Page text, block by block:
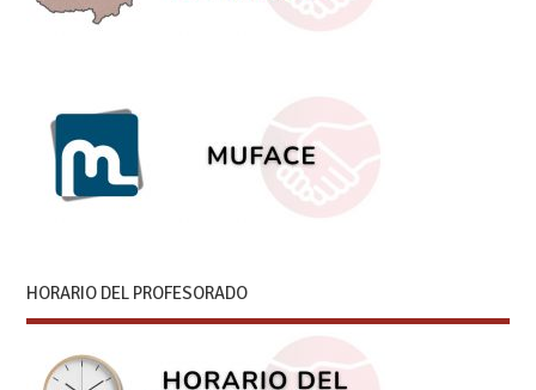
HORARIO DEL PROFESORADO